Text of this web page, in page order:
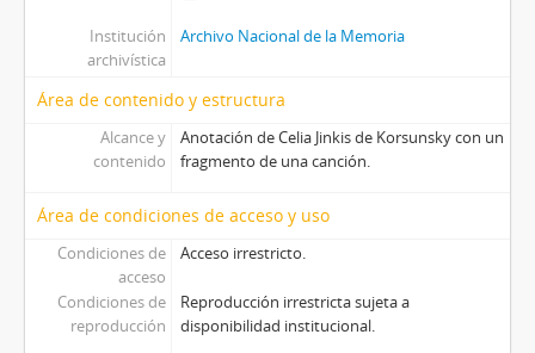
Institución
archivística
Archivo Nacional de la Memoria
Área de contenido y estructura
Alcance y
contenido
Anotación de Celia Jinkis de Korsunsky con un
fragmento de una canción.
Área de condiciones de acceso y uso
Condiciones de
acceso
Acceso irrestricto.
Condiciones de
reproducción
Reproducción irrestricta sujeta a
disponibilidad institucional.